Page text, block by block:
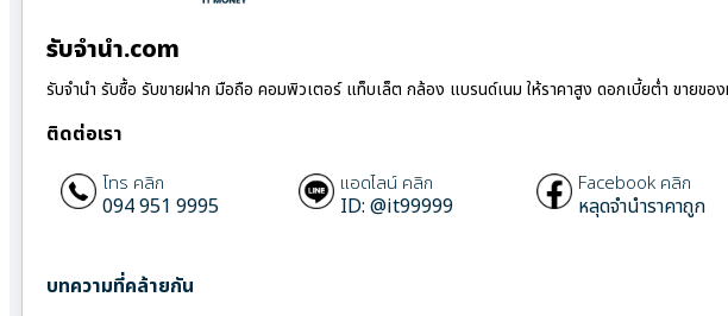
รับจํานํา.com
รับจำนำ รับซื้อ รับขายฝาก มือถือ คอมพิวเตอร์ แท็บเล็ต กล้อง แบรนด์เนม ให้ราคาสูง ดอกเบี้ยต่ำ ขายของ
ติดต่อเรา
โทร คลิก
094 951 9995
แอดไลน์ คลิก
ID: @it99999
Facebook คลิก
หลุดจำนำราคาถูก
บทความที่คล้ายกัน